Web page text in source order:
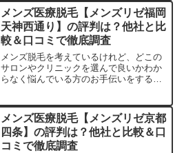
た。他のサロンやクリニックとの比較も
できます。アクセスも解説
メンズ医療脱毛【メンズリゼ福岡
天神西通り】の評判は？他社と比
較＆口コミで徹底調査
メンズ脱毛を考えているけれど、どこの
サロンやクリニックを選んで良いかわか
らなく悩んでいる方のお手伝いをするサ
た。他のサロンやクリニックとの比較も
できます。アクセスも解説
メンズ医療脱毛【メンズリゼ京都
四条】の評判は？他社と比較＆口
コミで徹底調査